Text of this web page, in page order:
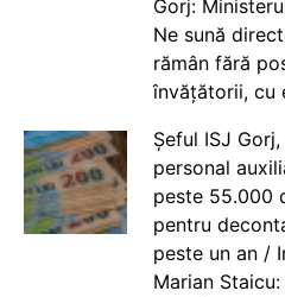
Gorj:
Ne sună
rămân fără
învățătorii, cu
Șeful ISJ
personal
peste 55.000
pentru
peste un an /
Marian